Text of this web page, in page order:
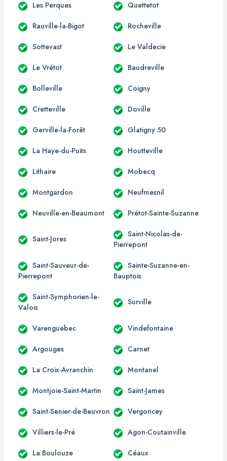
Les Perques Quettetot
Rauville-la-Bigot Rocheville
Sottevast Le Valdecie
Le Vrétot Baudreville
Bolleville Coigny
Cretteville Doville
Gerville-la-Forêt Glatigny 50
La Haye-du-Puits Houtteville
Lithaire Mobecq
Montgardon Neufmesnil
Neuville-en-Beaumont Prétot-Sainte-Suzanne
Saint-Jores
Saint-Nicolas-de-
Pierrepont
Saint-Sauveur-de-
Pierrepont
Sainte-Suzanne-en-
Bauptois
Saint-Symphorien-le-
Valois
Surville
Varenguebec Vindefontaine
Argouges Carnet
La Croix-Avranchin Montanel
Montjoie-Saint-Martin Saint-James
Saint-Senier-de-Beuvron Vergoncey
Villiers-le-Pré Agon-Coutainville
La Boulouze Céaux